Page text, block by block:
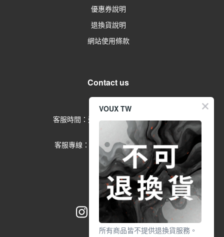
優惠券說明
退換貨說明
網站使用條款
Contact us
客服時間：週一到週五 09:00-17:00
(例假日除外)
客服專線：02-2791-1602 分機553
VOUX TW
所有商品皆不提供退換貨服務。